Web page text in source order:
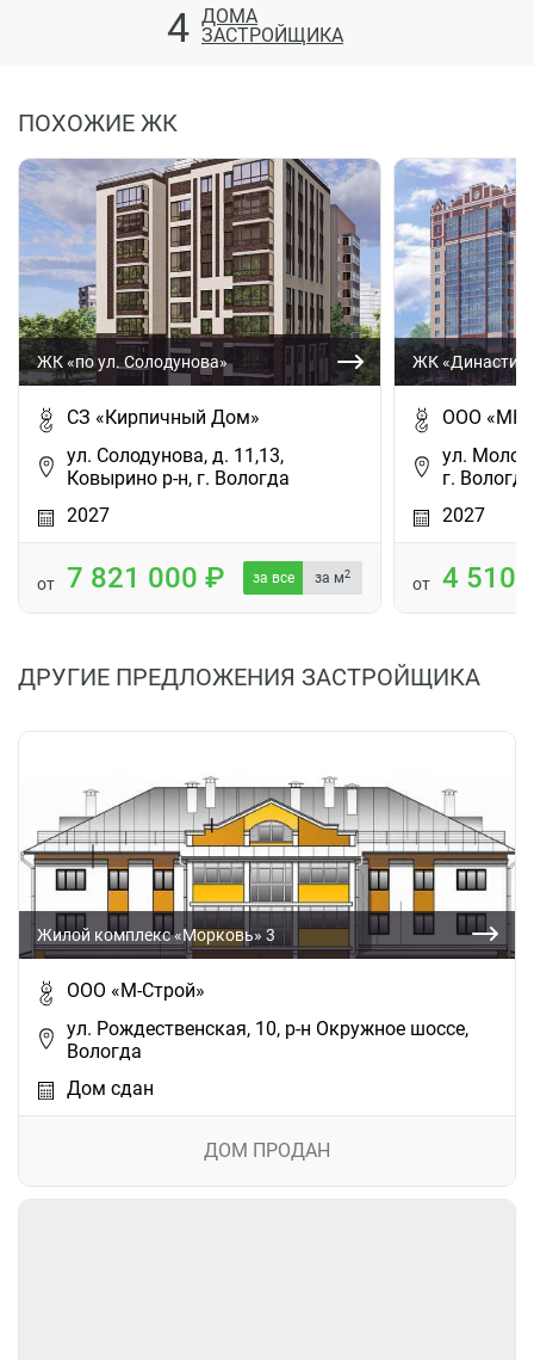
4 ДОМА
ЗАСТРОЙЩИКА
ПОХОЖИЕ ЖК
ЖК «по ул. Солодунова»
СЗ «Кирпичный Дом»
ул. Солодунова, д. 11,13,
Ковырино р-н, г. Вологда
2027
от 7 821 000 за все за м2
ЖК
ООО «МК-
ул.
г. Вологда
2027
от 4 510
ДРУГИЕ ПРЕДЛОЖЕНИЯ ЗАСТРОЙЩИКА
Жилой комплекс «Морковь» 3
ООО «М-Строй»
ул. Рождественская, 10, р-н Окружное шоссе,
Вологда
Дом сдан
ДОМ ПРОДАН